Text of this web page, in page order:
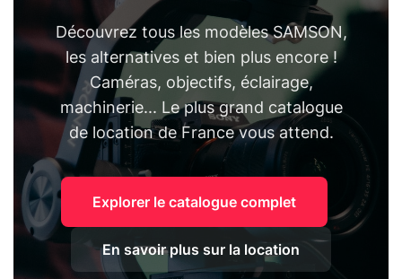
Découvrez tous les modèles SAMSON,
les alternatives et bien plus encore !
Caméras, objectifs, éclairage,
machinerie... Le plus grand catalogue
de location de France vous attend.
Explorer le catalogue complet
En savoir plus sur la location